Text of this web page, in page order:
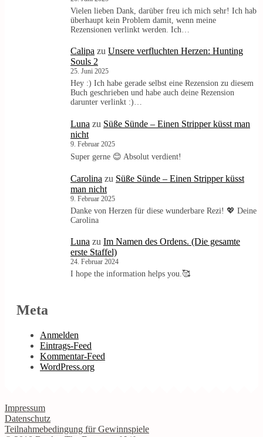
Vielen lieben Dank, darüber freu ich mich sehr! Ich hab
überhaupt kein Problem damit, wenn meine
Rezensionen verlinkt werden. Ich…
Calipa zu Unsere verfluchten Herzen: Hunting
Souls 2
25. Juni 2025
Hey :) Ich habe gerade selbst eine Rezension zu diesem
Buch geschrieben und habe auch deine Rezension
darunter verlinkt :)…
Luna zu Süße Sünde – Einen Stripper küsst man
nicht
9. Februar 2025
Super gerne 😊 Absolut verdient!
Carolina zu Süße Sünde – Einen Stripper küsst
man nicht
9. Februar 2025
Danke von Herzen für diese wunderbare Rezi! 💖 Deine
Carolina
Luna zu Im Namen des Ordens. (Die gesamte
erste Staffel)
24. Februar 2024
I hope the information helps you.🥰
Meta
Anmelden
Eintrags-Feed
Kommentar-Feed
WordPress.org
Impressum
Datenschutz
Teilnahmebedingung für Gewinnspiele